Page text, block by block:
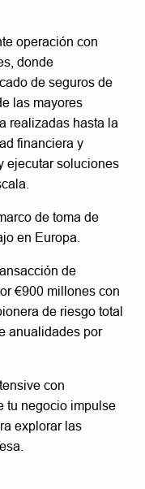
operación con
donde
de seguros de
las mayores
realizadas hasta la
financiera y
ejecutar soluciones
de toma de
en Europa.
de
€900 millones con
de riesgo total
anualidades por
con
tu negocio impulse
explorar las